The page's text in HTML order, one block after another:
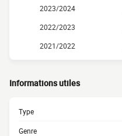
2023/2024
2022/2023
2021/2022
Informations utiles
Type
Genre